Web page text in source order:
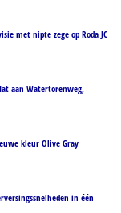
met nipte zege op Roda JC
aan Watertorenweg,
kleur Olive Gray
in één